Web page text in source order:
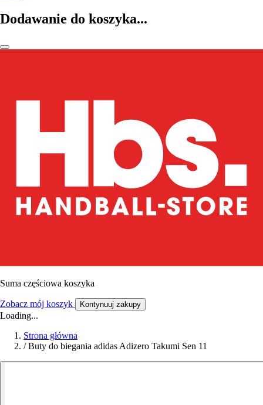
Dodawanie do koszyka...
Suma częściowa koszyka
Zobacz mój koszyk Kontynuuj zakupy
Loading...
Strona główna
/ Buty do biegania adidas Adizero Takumi Sen 11